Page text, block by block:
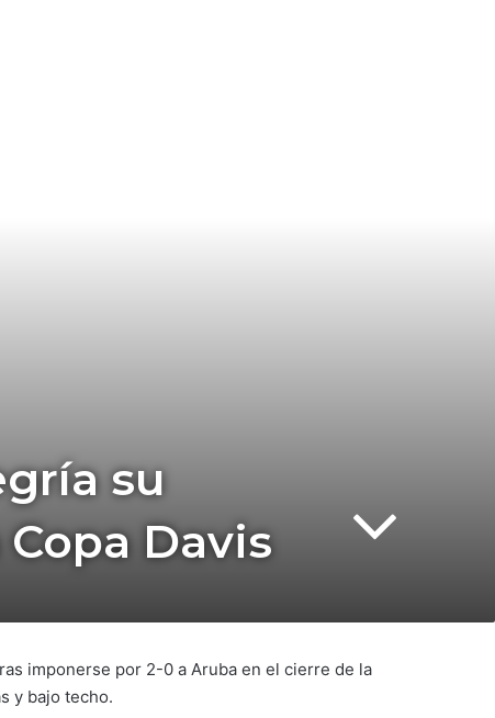
su
Davis
imponerse por 2-0 a Aruba en el cierre de la
y bajo techo.